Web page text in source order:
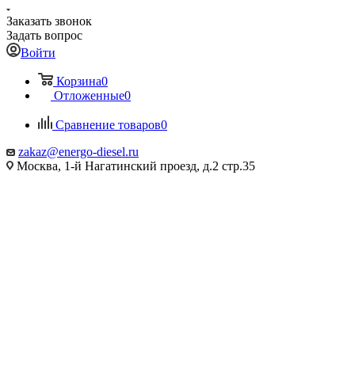
Заказать звонок
Задать вопрос
Войти
Корзина0
Отложенные0
Сравнение товаров0
zakaz@energo-diesel.ru
Москва, 1-й Нагатинский проезд, д.2 стр.35